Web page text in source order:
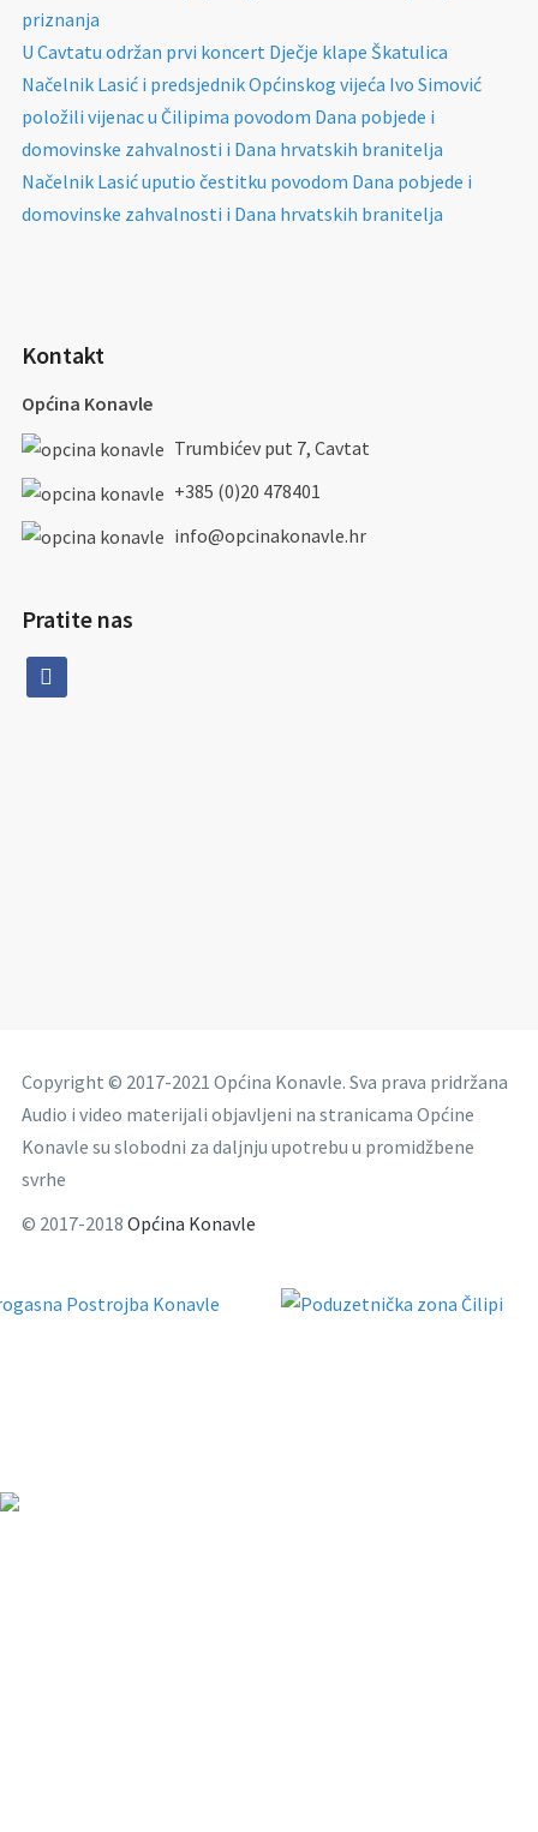
priznanja
U Cavtatu održan prvi koncert Dječje klape Škatulica
Načelnik Lasić i predsjednik Općinskog vijeća Ivo Simović
položili vijenac u Čilipima povodom Dana pobjede i
domovinske zahvalnosti i Dana hrvatskih branitelja
Načelnik Lasić uputio čestitku povodom Dana pobjede i
domovinske zahvalnosti i Dana hrvatskih branitelja
Kontakt
Općina Konavle
Trumbićev put 7, Cavtat
+385 (0)20 478401
info@opcinakonavle.hr
Pratite nas
facebook
Copyright © 2017-2021 Općina Konavle. Sva prava pridržana
Audio i video materijali objavljeni na stranicama Općine
Konavle su slobodni za daljnju upotrebu u promidžbene
svrhe
© 2017-2018 Općina Konavle